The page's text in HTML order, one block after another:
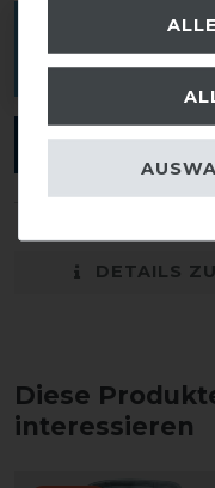
Melde dich an,
verfassen.
ANMELDEN
DETAILS
Diese
interessieren